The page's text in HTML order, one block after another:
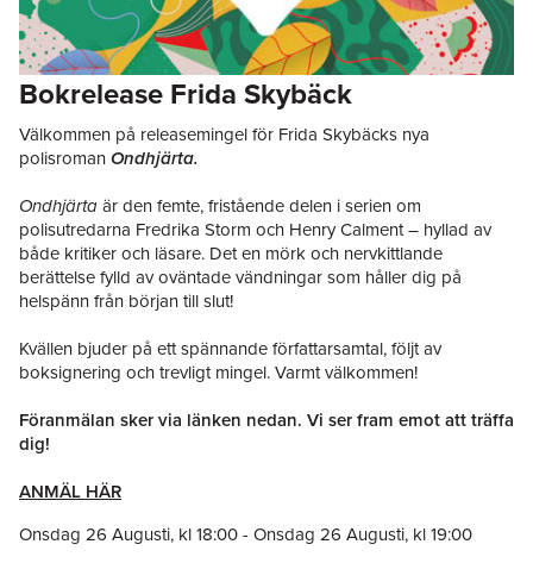
Bokrelease Frida Skybäck
Välkommen på releasemingel för Frida Skybäcks nya
polisromanOndhjärta.
Ondhjärtaär den femte, fristående delen i serien om
polisutredarna Fredrika Storm och Henry Calment – hyllad av
både kritiker och läsare. Det en mörk och nervkittlande
berättelse fylld av oväntade vändningar som håller dig på
helspänn från början till slut!
Kvällen bjuder på ett spännande författarsamtal, följt av
boksignering och trevligt mingel. Varmt välkommen!
Föranmälan sker via länken nedan. Vi ser fram emot att träffa
dig!
ANMÄL HÄR
Onsdag 26 Augusti, kl18:00- Onsdag 26 Augusti, kl19:00